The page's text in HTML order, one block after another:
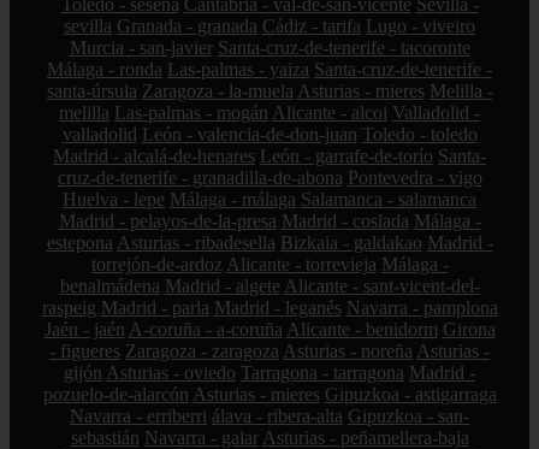
Toledo - seseña Cantabria - val-de-san-vicente Sevilla -
sevilla Granada - granada Cádiz - tarifa Lugo - viveiro
Murcia - san-javier Santa-cruz-de-tenerife - tacoronte
Málaga - ronda Las-palmas - yaiza Santa-cruz-de-tenerife -
santa-úrsula Zaragoza - la-muela Asturias - mieres Melilla -
melilla Las-palmas - mogán Alicante - alcoi Valladolid -
valladolid León - valencia-de-don-juan Toledo - toledo
Madrid - alcalá-de-henares León - garrafe-de-torío Santa-
cruz-de-tenerife - granadilla-de-abona Pontevedra - vigo
Huelva - lepe Málaga - málaga Salamanca - salamanca
Madrid - pelayos-de-la-presa Madrid - coslada Málaga -
estepona Asturias - ribadesella Bizkaia - galdakao Madrid -
torrejón-de-ardoz Alicante - torrevieja Málaga -
benalmádena Madrid - algete Alicante - sant-vicent-del-
raspeig Madrid - parla Madrid - leganés Navarra - pamplona
Jaén - jaén A-coruña - a-coruña Alicante - benidorm Girona
- figueres Zaragoza - zaragoza Asturias - noreña Asturias -
gijón Asturias - oviedo Tarragona - tarragona Madrid -
pozuelo-de-alarcón Asturias - mieres Gipuzkoa - astigarraga
Navarra - erriberri álava - ribera-alta Gipuzkoa - san-
sebastián Navarra - galar Asturias - peñamellera-baja